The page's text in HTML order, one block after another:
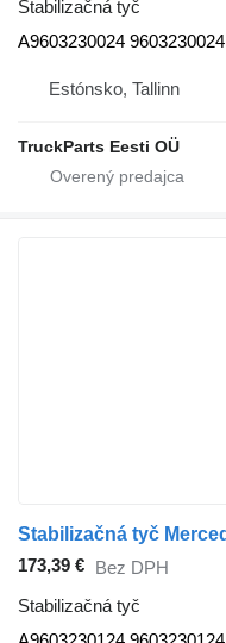
Stabilizačná tyč
A9603230024 9603230024
Estónsko, Tallinn
TruckParts Eesti OÜ
173,39 € Bez DPH
Stabilizačná tyč